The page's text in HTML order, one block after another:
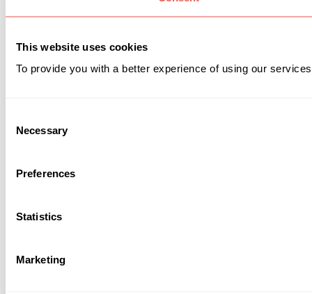
This website uses cookies
To provide you with a better experience of using our
Selection
Necessary
Preferences
Statistics
Marketing